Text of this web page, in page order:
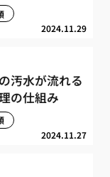
2024.11.29
汚水が流れる
の仕組み
2024.11.27